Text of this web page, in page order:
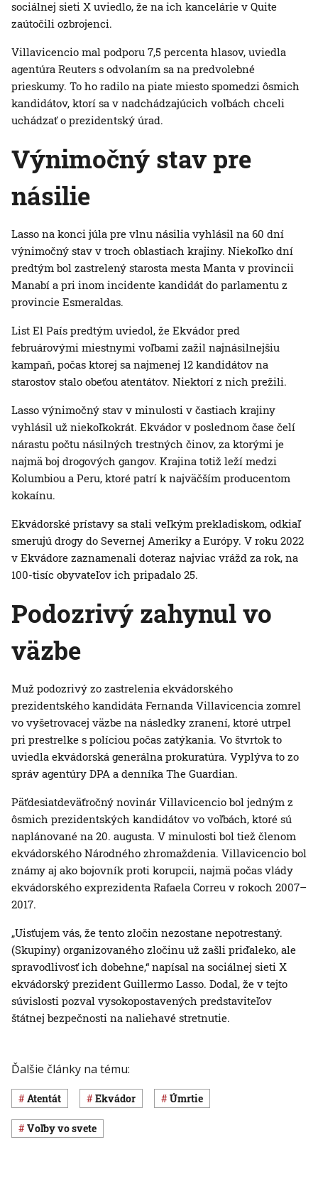
sociálnej sieti X uviedlo, že na ich kancelárie v Quite
zaútočili ozbrojenci.
Villavicencio mal podporu 7,5 percenta hlasov, uviedla
agentúra Reuters s odvolaním sa na predvolebné
prieskumy. To ho radilo na piate miesto spomedzi ôsmich
kandidátov, ktorí sa v nadchádzajúcich voľbách chceli
uchádzať o prezidentský úrad.
Výnimočný stav pre
násilie
Lasso na konci júla pre vlnu násilia vyhlásil na 60 dní
výnimočný stav v troch oblastiach krajiny. Niekoľko dní
predtým bol zastrelený starosta mesta Manta v provincii
Manabí a pri inom incidente kandidát do parlamentu z
provincie Esmeraldas.
List El País predtým uviedol, že Ekvádor pred
februárovými miestnymi voľbami zažil najnásilnejšiu
kampaň, počas ktorej sa najmenej 12 kandidátov na
starostov stalo obeťou atentátov. Niektorí z nich prežili.
Lasso výnimočný stav v minulosti v častiach krajiny
vyhlásil už niekoľkokrát. Ekvádor v poslednom čase čelí
nárastu počtu násilných trestných činov, za ktorými je
najmä boj drogových gangov. Krajina totiž leží medzi
Kolumbiou a Peru, ktoré patrí k najväčším producentom
kokaínu.
Ekvádorské prístavy sa stali veľkým prekladiskom, odkiaľ
smerujú drogy do Severnej Ameriky a Európy. V roku 2022
v Ekvádore zaznamenali doteraz najviac vrážd za rok, na
100-tisíc obyvateľov ich pripadalo 25.
Podozrivý zahynul vo
väzbe
Muž podozrivý zo zastrelenia ekvádorského
prezidentského kandidáta Fernanda Villavicencia zomrel
vo vyšetrovacej väzbe na následky zranení, ktoré utrpel
pri prestrelke s políciou počas zatýkania. Vo štvrtok to
uviedla ekvádorská generálna prokuratúra. Vyplýva to zo
správ agentúry DPA a denníka The Guardian.
Päťdesiatdeväťročný novinár Villavicencio bol jedným z
ôsmich prezidentských kandidátov vo voľbách, ktoré sú
naplánované na 20. augusta. V minulosti bol tiež členom
ekvádorského Národného zhromaždenia. Villavicencio bol
známy aj ako bojovník proti korupcii, najmä počas vlády
ekvádorského exprezidenta Rafaela Correu v rokoch 2007–
2017.
„Uisťujem vás, že tento zločin nezostane nepotrestaný.
(Skupiny) organizovaného zločinu už zašli priďaleko, ale
spravodlivosť ich dobehne,“ napísal na sociálnej sieti X
ekvádorský prezident Guillermo Lasso. Dodal, že v tejto
súvislosti pozval vysokopostavených predstaviteľov
štátnej bezpečnosti na naliehavé stretnutie.
Ďalšie články na tému:
atentát Ekvádor úmrtie
voľby vo svete